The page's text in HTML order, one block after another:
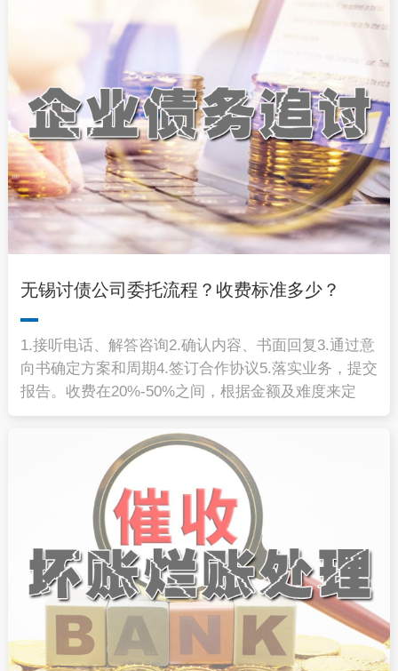
无锡讨债公司委托流程？收费标准多少？
1.接听电话、解答咨询2.确认内容、书面回复3.通过意
向书确定方案和周期4.签订合作协议5.落实业务，提交
报告。收费在20%-50%之间，根据金额及难度来定